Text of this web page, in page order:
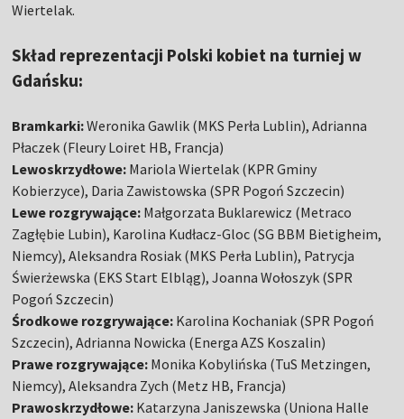
Wiertelak.
Skład reprezentacji Polski kobiet na turniej w
Gdańsku:
Bramkarki:Weronika Gawlik (MKS Perła Lublin), Adrianna
Płaczek (Fleury Loiret HB, Francja)
Lewoskrzydłowe: Mariola Wiertelak (KPR Gminy
Kobierzyce), Daria Zawistowska (SPR Pogoń Szczecin)
Lewe rozgrywające: Małgorzata Buklarewicz (Metraco
Zagłębie Lubin), Karolina Kudłacz-Gloc (SG BBM Bietigheim,
Niemcy), Aleksandra Rosiak (MKS Perła Lublin), Patrycja
Świerżewska (EKS Start Elbląg), Joanna Wołoszyk (SPR
Pogoń Szczecin)
Środkowe rozgrywające: Karolina Kochaniak (SPR Pogoń
Szczecin), Adrianna Nowicka (Energa AZS Koszalin)
Prawe rozgrywające: Monika Kobylińska (TuS Metzingen,
Niemcy), Aleksandra Zych (Metz HB, Francja)
Prawoskrzydłowe: Katarzyna Janiszewska (Uniona Halle